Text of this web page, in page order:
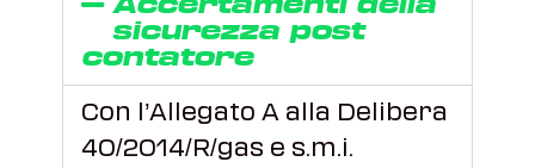
sicurezza post
contatore
Con l’Allegato A alla Delibera
40/2014/R/gas e s.m.i.